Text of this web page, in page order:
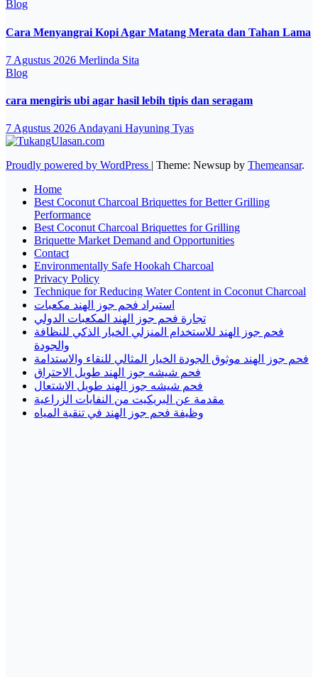
Blog
Cara Menyangrai Kopi Agar Matang Merata dan Tahan Lama
7 Agustus 2026 Merlinda Sita
Blog
cara mengiris ubi agar hasil lebih tipis dan seragam
7 Agustus 2026 Andayani Hayuning Tyas
Proudly powered by WordPress | Theme: Newsup by Themeansar.
Home
Best Coconut Charcoal Briquettes for Better Grilling
Performance
Best Coconut Charcoal Briquettes for Grilling
Briquette Market Demand and Opportunities
Contact
Environmentally Safe Hookah Charcoal
Privacy Policy
Technique for Reducing Water Content in Coconut Charcoal
استيراد فحم جوز الهند مكعبات
تجارة فحم جوز الهند المكعبات الدولي
فحم جوز الهند للاستخدام المنزلي الخيار الذكي للنظافة
والجودة
فحم جوز الهند موثوق الجودة الخيار المثالي للنقاء والاستدامة
فحم شيشه جوز الهند طويل الاحتراق
فحم شيشه جوز الهند طويل الاشتعال
مقدمة عن البريكيت من النفايات الزراعية
وظيفة فحم جوز الهند في تنقية المياه